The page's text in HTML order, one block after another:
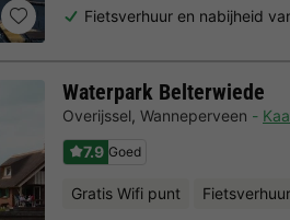
Fietsverhuur en nabijheid
Waterpark Belterwiede
Overijssel, Wanneperveen
7.9 Goed
Gratis Wifi punt Fietsverhuur